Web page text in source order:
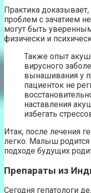
Практика
проблем с зачатием
могут быть
физически и
Также опыт
вирусного
вынашивания у
пациенток не
наставления
избегать
Итак, после лечения
легко. Малыш
подходе будущих
Препараты из
Сегодня гепатологи